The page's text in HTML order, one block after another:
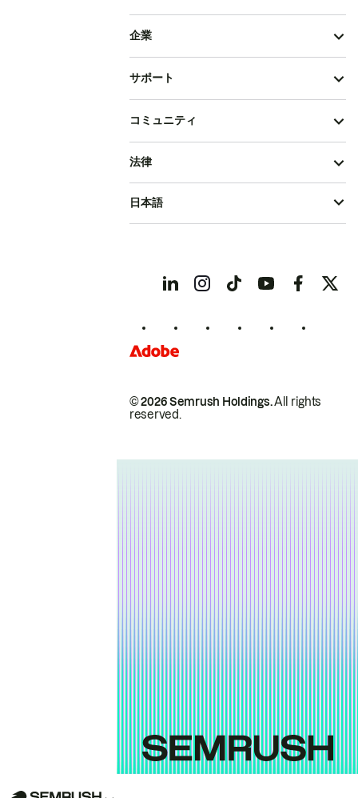
企業
サポート
コミュニティ
© 2026 Semrush Holdings.All rights
reserved.
法律
日本語